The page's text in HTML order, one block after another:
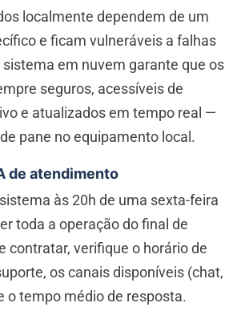
localmente dependem de um
e ficam vulneráveis a falhas
em nuvem garante que os
seguros, acessíveis de
e atualizados em tempo real —
pane no equipamento local.
de atendimento
às 20h de uma sexta-feira
toda a operação do final de
contratar, verifique o horário de
os canais disponíveis (chat,
o tempo médio de resposta.